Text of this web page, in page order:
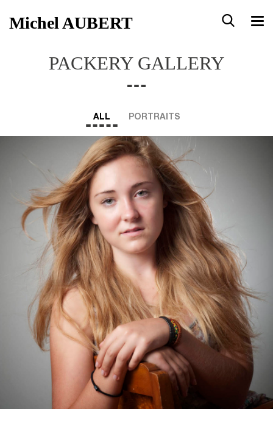
Michel AUBERT
PACKERY GALLERY
ALL PORTRAITS